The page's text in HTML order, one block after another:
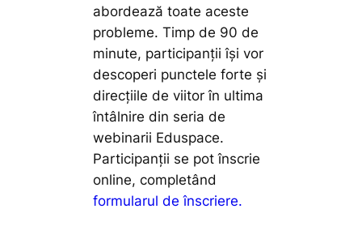
abordează toate aceste
probleme. Timp de 90 de
minute, participanții își vor
descoperi punctele forte și
direcțiile de viitor în ultima
întâlnire din seria de
webinarii Eduspace.
Participanții se pot înscrie
online, completând
formularul de înscriere.